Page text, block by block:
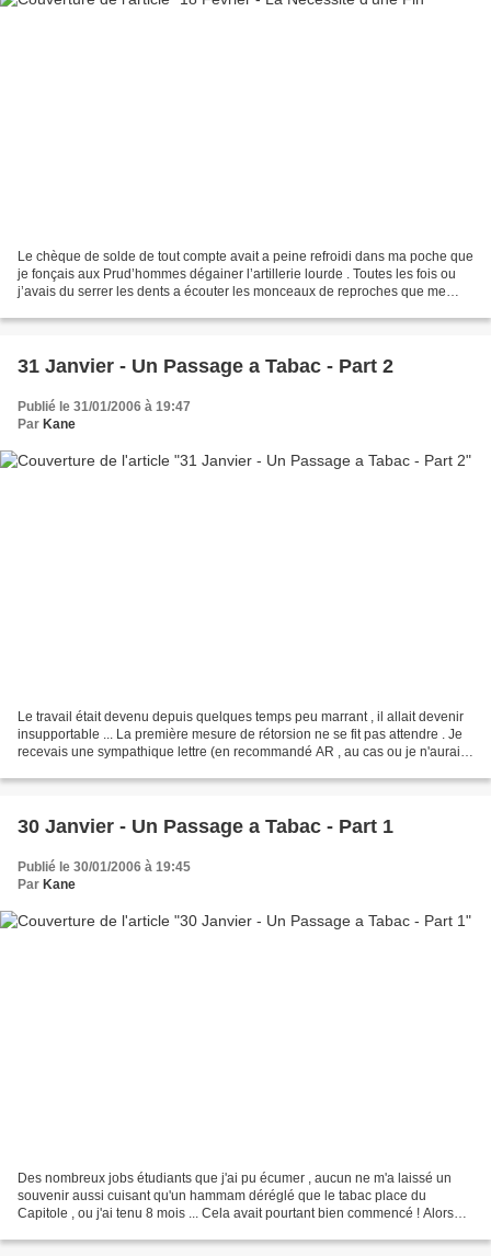
Le chèque de solde de tout compte avait a peine refroidi dans ma poche que
je fonçais aux Prud’hommes dégainer l’artillerie lourde . Toutes les fois ou
j’avais du serrer les dents a écouter les monceaux de reproches que me
31 Janvier - Un Passage a Tabac - Part 2
Publié le 31/01/2006 à 19:47
Par Kane
Le travail était devenu depuis quelques temps peu marrant , il allait devenir
insupportable ... La première mesure de rétorsion ne se fit pas attendre . Je
recevais une sympathique lettre (en recommandé AR , au cas ou je n'aurais
30 Janvier - Un Passage a Tabac - Part 1
Publié le 30/01/2006 à 19:45
Par Kane
Des nombreux jobs étudiants que j'ai pu écumer , aucun ne m'a laissé un
souvenir aussi cuisant qu'un hammam déréglé que le tabac place du
Capitole , ou j'ai tenu 8 mois ... Cela avait pourtant bien commencé ! Alors